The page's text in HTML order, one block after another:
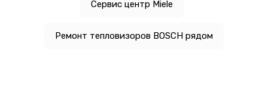
Сервис центр Miele
Ремонт тепловизоров BOSCH рядом